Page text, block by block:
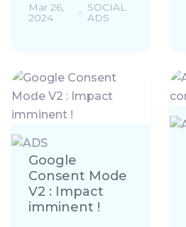
Mar 26,
2024
SOCIAL
ADS
Google
Consent Mode
V2 : Impact
imminent !